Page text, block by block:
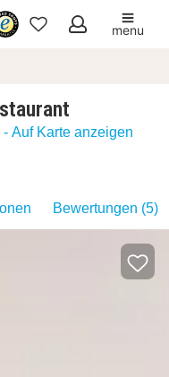
Meine
menu
- Auf Karte anzeigen
Bewertungen (5)